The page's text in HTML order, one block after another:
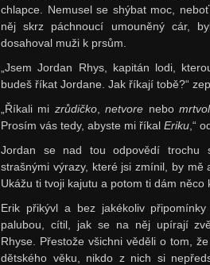
chlapce. Nemusel se shýbat moc,
něj skrz páchnoucí umouněný cár,
dosahoval muži k prsům.
„Jsem Jordan Rhys, kapitán lodi,
budeš říkat Jordane. Jak říkají tobě?“
„Říkali mi zrůdičko,netvore nebo
Prosím vás tedy, abyste mi říkal Eriku ,“
Jordan se nad tou odpovědí trochu
strašnými výrazy, které jsi zmínil, by mě
Ukážu ti tvoji kajutu a potom ti dám něco
Erik přikývl a bez jakékoliv
palubou, cítil, jak se na něj upírají
Rhyse. Přestože všichni věděli o tom,
dětského věku, nikdo z nich si